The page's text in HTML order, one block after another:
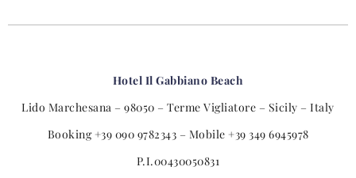
Hotel Il Gabbiano Beach
Lido Marchesana – 98050 – Terme Vigliatore – Sicily – Italy
Booking +39 090 9782343 – Mobile +39 349 6945978
P.I.00430050831